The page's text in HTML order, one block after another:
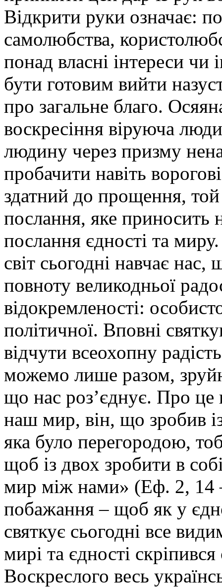
Відкрити руки означає:
самолюбства,
понад власні інтереси чи
бути готовим вийти
про загальне благо.
воскресіння віруюча
людину через призму
пробачити навіть
здатний до прощення, той
послання, яке приносить
послання єдності та
світ сьогодні навчає
повноту великодньої
відокремленості:
політичної. Вповні
відчути всеохопну
можемо лише разом,
що нас роз’єднує. Про
наш мир, він, що зробив
яка було перегородою,
щоб із двох зробити в
мир між нами» (Еф. 2, 14
побажання – щоб як у
святкує сьогодні все
мирі та єдності
Воскреслого весь